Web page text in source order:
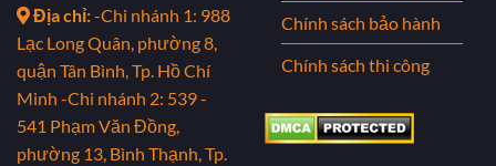
Địa chỉ:-Chi nhánh 1: 988
Lạc Long Quân, phường 8,
quận Tân Bình, Tp. Hồ Chí
Minh -Chi nhánh 2: 539 -
541 Phạm Văn Đồng,
phường 13, Bình Thạnh, Tp.
Chính sách bảo hành
Chính sách thi công